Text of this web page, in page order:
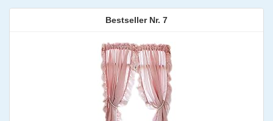
7